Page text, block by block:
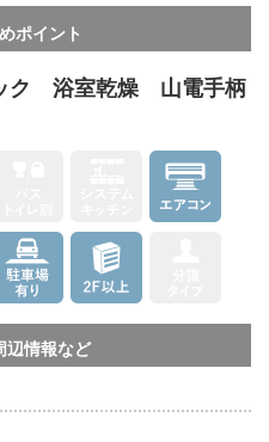
ポイント
ク 浴室乾燥 山電手柄
辺情報など